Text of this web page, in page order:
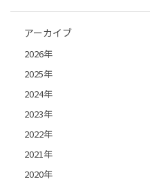
アーカイブ
2026年
2025年
2024年
2023年
2022年
2021年
2020年